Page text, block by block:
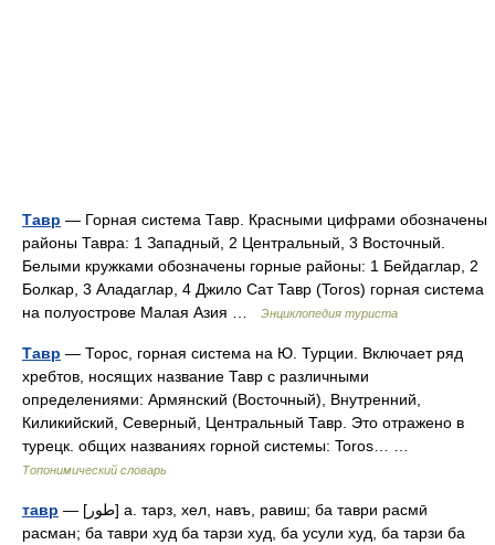
Тавр — Горная система Тавр. Красными цифрами обозначены
районы Тавра: 1 Западный, 2 Центральный, 3 Восточный.
Белыми кружками обозначены горные районы: 1 Бейдаглар, 2
Болкар, 3 Аладаглар, 4 Джило Сат Тавр (Toros) горная система
на полуострове Малая Азия …
Энциклопедия туриста
Тавр — Торос, горная система на Ю. Турции. Включает ряд
хребтов, носящих название Тавр с различными
определениями: Армянский (Восточный), Внутренний,
Киликийский, Северный, Центральный Тавр. Это отражено в
турецк. общих названиях горной системы: Toros… …
Топонимический словарь
тавр — [طور] а. тарз, хел, навъ, равиш; ба таври расмӣ
расман; ба таври худ ба тарзи худ, ба усули худ, ба тарзи ба